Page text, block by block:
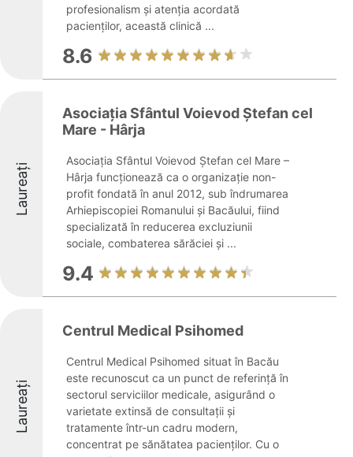
profesionalism și atenția acordată
pacienților, această clinică ...
8.6
Laureați
Asociația Sfântul Voievod Ștefan cel
Mare - Hârja
Asociația Sfântul Voievod Ștefan cel Mare –
Hârja funcționează ca o organizație non-
profit fondată în anul 2012, sub îndrumarea
Arhiepiscopiei Romanului și Bacăului, fiind
specializată în reducerea excluziunii
sociale, combaterea sărăciei și ...
9.4
Laureați
Centrul Medical Psihomed
Centrul Medical Psihomed situat în Bacău
este recunoscut ca un punct de referință în
sectorul serviciilor medicale, asigurând o
varietate extinsă de consultații și
tratamente într-un cadru modern,
concentrat pe sănătatea pacienților. Cu o